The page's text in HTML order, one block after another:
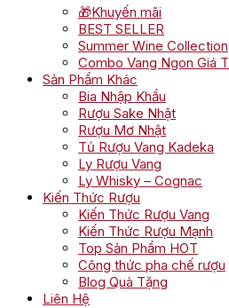
🎁Khuyến mãi
BEST SELLER
Summer Wine Collection
Combo Vang Ngon Giá
Sản Phẩm Khác
Bia Nhập Khẩu
Rượu Sake Nhật
Rượu Mơ Nhật
Tủ Rượu Vang Kadeka
Ly Rượu Vang
Ly Whisky – Cognac
Kiến Thức Rượu
Kiến Thức Rượu Vang
Kiến Thức Rượu Mạnh
Top Sản Phẩm HOT
Công thức pha chế rượu
Blog Quà Tặng
Liên Hệ